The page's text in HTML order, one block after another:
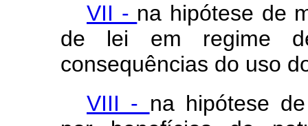
VII - na hipótese de
de lei em regime
consequências do uso
VIII - na hipótese